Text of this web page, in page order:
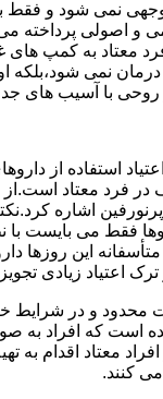
توجهی نمی شود و
و اصولی پرداخته
فرد معتاد به کمپ
درمان نمی
روحی با آسیب های
استفاده از
فرد معتاد است.از
اشاره
فقط می بایست با
این روزها
اعتیاد زیادی
محدود و در
است که افراد به
معتاد اقدام به
می کنند.